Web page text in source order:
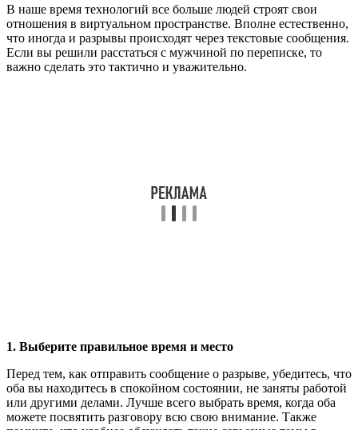
В наше время технологий все больше людей строят свои
отношения в виртуальном пространстве. Вполне естественно,
что иногда и разрывы происходят через текстовые сообщения.
Если вы решили расстаться с мужчиной по переписке, то
важно сделать это тактично и уважительно.
1. Выберите правильное время и место
Перед тем, как отправить сообщение о разрыве, убедитесь, что
оба вы находитесь в спокойном состоянии, не заняты работой
или другими делами. Лучше всего выбрать время, когда оба
можете посвятить разговору всю свою внимание. Также